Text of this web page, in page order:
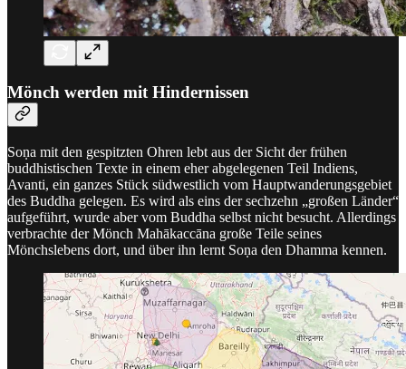
Mönch werden mit Hindernissen
Soṇa mit den gespitzten Ohren lebt aus der Sicht der frühen
buddhistischen Texte in einem eher abgelegenen Teil Indiens,
Avanti, ein ganzes Stück südwestlich vom Hauptwanderungsgebiet
des Buddha gelegen. Es wird als eins der sechzehn „großen Länder“
aufgeführt, wurde aber vom Buddha selbst nicht besucht. Allerdings
verbrachte der Mönch Mahākaccāna große Teile seines
Mönchslebens dort, und über ihn lernt Soṇa den Dhamma kennen.